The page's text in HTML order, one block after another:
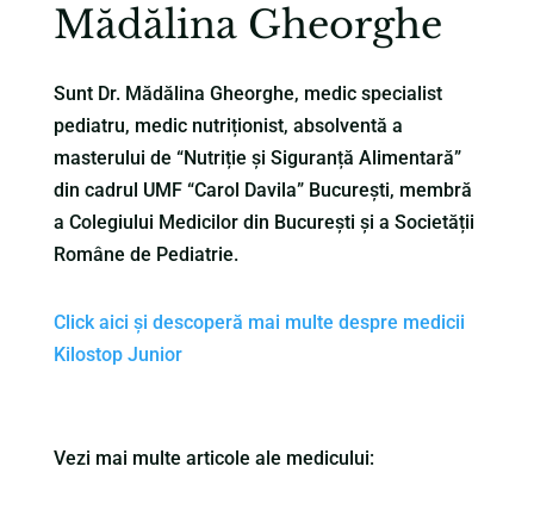
Mădălina Gheorghe
Sunt Dr. Mădălina Gheorghe, medic specialist
pediatru, medic nutriționist, absolventă a
masterului de “Nutriție și Siguranță Alimentară”
din cadrul UMF “Carol Davila” București, membră
a Colegiului Medicilor din București și a Societății
Române de Pediatrie.
Click aici și descoperă mai multe despre medicii
Kilostop Junior
Vezi mai multe articole ale medicului: